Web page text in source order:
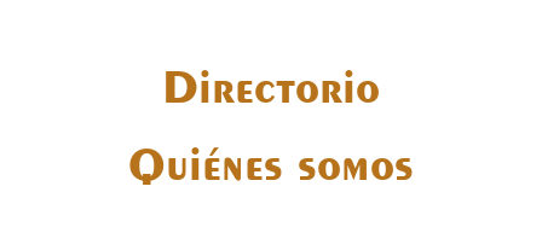
Directorio
Quiénes somos